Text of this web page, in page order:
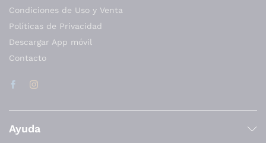
Condiciones de Uso y Venta
Políticas de Privacidad
Descargar App móvil
Contacto
Ayuda